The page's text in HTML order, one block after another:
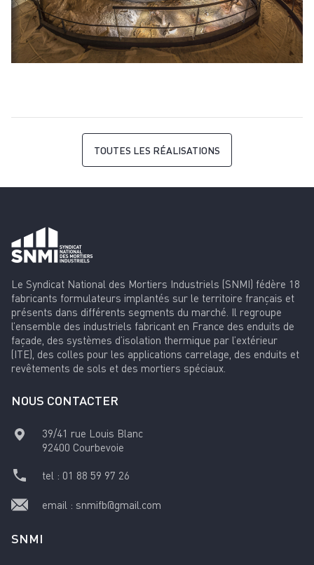
TOUTES LES RÉALISATIONS
Le Syndicat National des Mortiers Industriels (SNMI) fédère 18
fabricants formulateurs implantés sur le territoire français et
présents dans différents segments du marché. Il regroupe
l’ensemble des industriels fabricant en France des enduits de
façade, des systèmes d’isolation thermique par l’extérieur
(ITE), des colles pour les applications carrelage, des enduits et
revêtements de sols et des mortiers spéciaux.
NOUS CONTACTER
39/41 rue Louis Blanc
92400 Courbevoie
tel : 01 88 59 97 26
email : snmifb@gmail.com
SNMI